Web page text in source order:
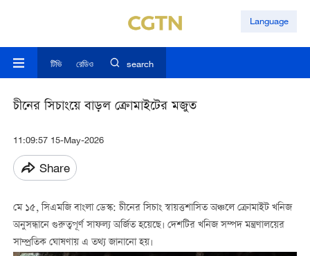
Language
টিভি রেডিও search
চীনের সিচাংয়ে বাড়ল ক্রোমাইটের মজুত
11:09:57 15-May-2026
Share
মে ১৫, সিএমজি বাংলা ডেস্ক: চীনের সিচাং স্বায়ত্তশাসিত অঞ্চলে ক্রোমাইট খনিজ
অনুসন্ধানে গুরুত্বপূর্ণ সাফল্য অর্জিত হয়েছে। দেশটির খনিজ সম্পদ মন্ত্রণালয়ের
সাম্প্রতিক ঘোষণায় এ তথ্য জানানো হয়।